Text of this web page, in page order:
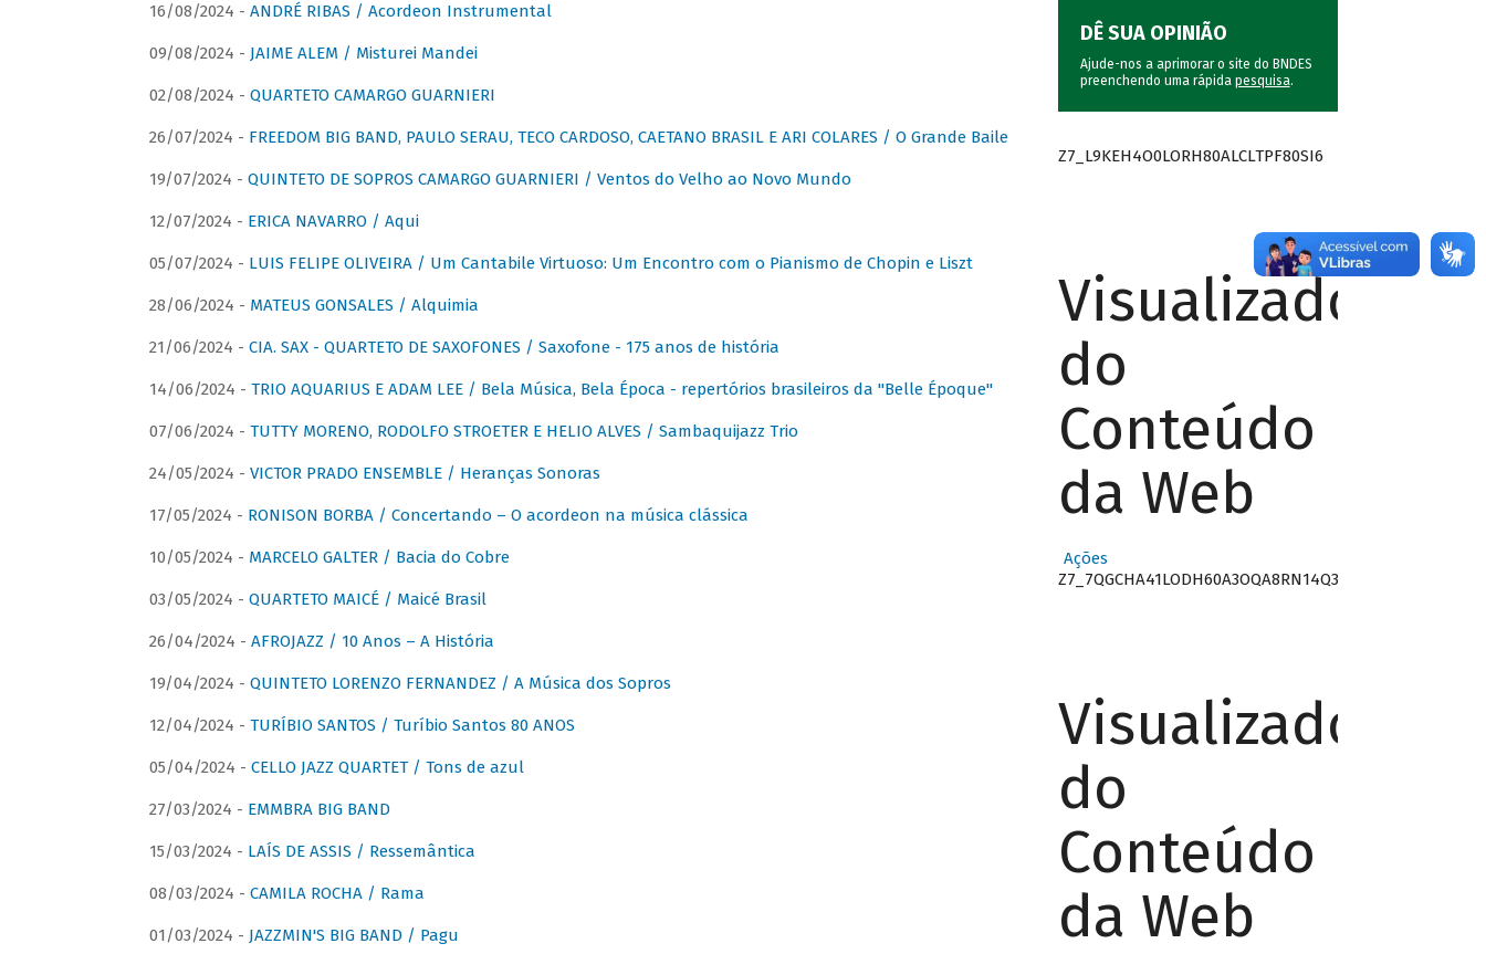
16/08/2024 - ANDRÉ RIBAS / Acordeon Instrumental
09/08/2024 - JAIME ALEM / Misturei Mandei
02/08/2024 - QUARTETO CAMARGO GUARNIERI
26/07/2024 - FREEDOM BIG BAND, PAULO SERAU, TECO CARDOSO, CAETANO BRASIL E ARI COLARES / O Grande Baile
19/07/2024 - QUINTETO DE SOPROS CAMARGO GUARNIERI / Ventos do Velho ao Novo Mundo
12/07/2024 - ERICA NAVARRO / Aqui
05/07/2024 - LUIS FELIPE OLIVEIRA / Um Cantabile Virtuoso: Um Encontro com o Pianismo de Chopin e Liszt
28/06/2024 - MATEUS GONSALES / Alquimia
21/06/2024 - CIA. SAX - QUARTETO DE SAXOFONES / Saxofone - 175 anos de história
14/06/2024 - TRIO AQUARIUS E ADAM LEE / Bela Música, Bela Época - repertórios brasileiros da "Belle Époque"
07/06/2024 - TUTTY MORENO, RODOLFO STROETER E HELIO ALVES / Sambaquijazz Trio
24/05/2024 - VICTOR PRADO ENSEMBLE / Heranças Sonoras
17/05/2024 - RONISON BORBA / Concertando – O acordeon na música clássica
10/05/2024 - MARCELO GALTER / Bacia do Cobre
03/05/2024 - QUARTETO MAICÉ / Maicé Brasil
26/04/2024 - AFROJAZZ / 10 Anos – A História
19/04/2024 - QUINTETO LORENZO FERNANDEZ / A Música dos Sopros
12/04/2024 - TURÍBIO SANTOS / Turíbio Santos 80 ANOS
05/04/2024 - CELLO JAZZ QUARTET / Tons de azul
27/03/2024 - EMMBRA BIG BAND
15/03/2024 - LAÍS DE ASSIS / Ressemântica
08/03/2024 - CAMILA ROCHA / Rama
01/03/2024 - JAZZMIN'S BIG BAND / Pagu
DÊ SUA OPINIÃO
Ajude-nos a aprimorar o site do BNDES
preenchendo uma rápida pesquisa.
Z7_L9KEH4O0LORH80ALCLTPF80SI6
Visualizador
do
Conteúdo
da Web
Ações
Z7_7QGCHA41LODH60A3OQA8RN14Q3
Visualizador
do
Conteúdo
da Web